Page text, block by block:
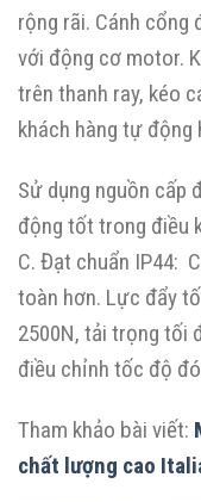
rộng rãi. Cánh cổng
với động cơ motor.
trên thanh ray, kéo
khách hàng tự
Sử dụng nguồn cấp
động tốt trong điều
C. Đạt chuẩn IP44:
toàn hơn. Lực đẩy
2500N, tải trọng tối
điều chỉnh tốc độ
Tham khảo bài viết:
chất lượng cao